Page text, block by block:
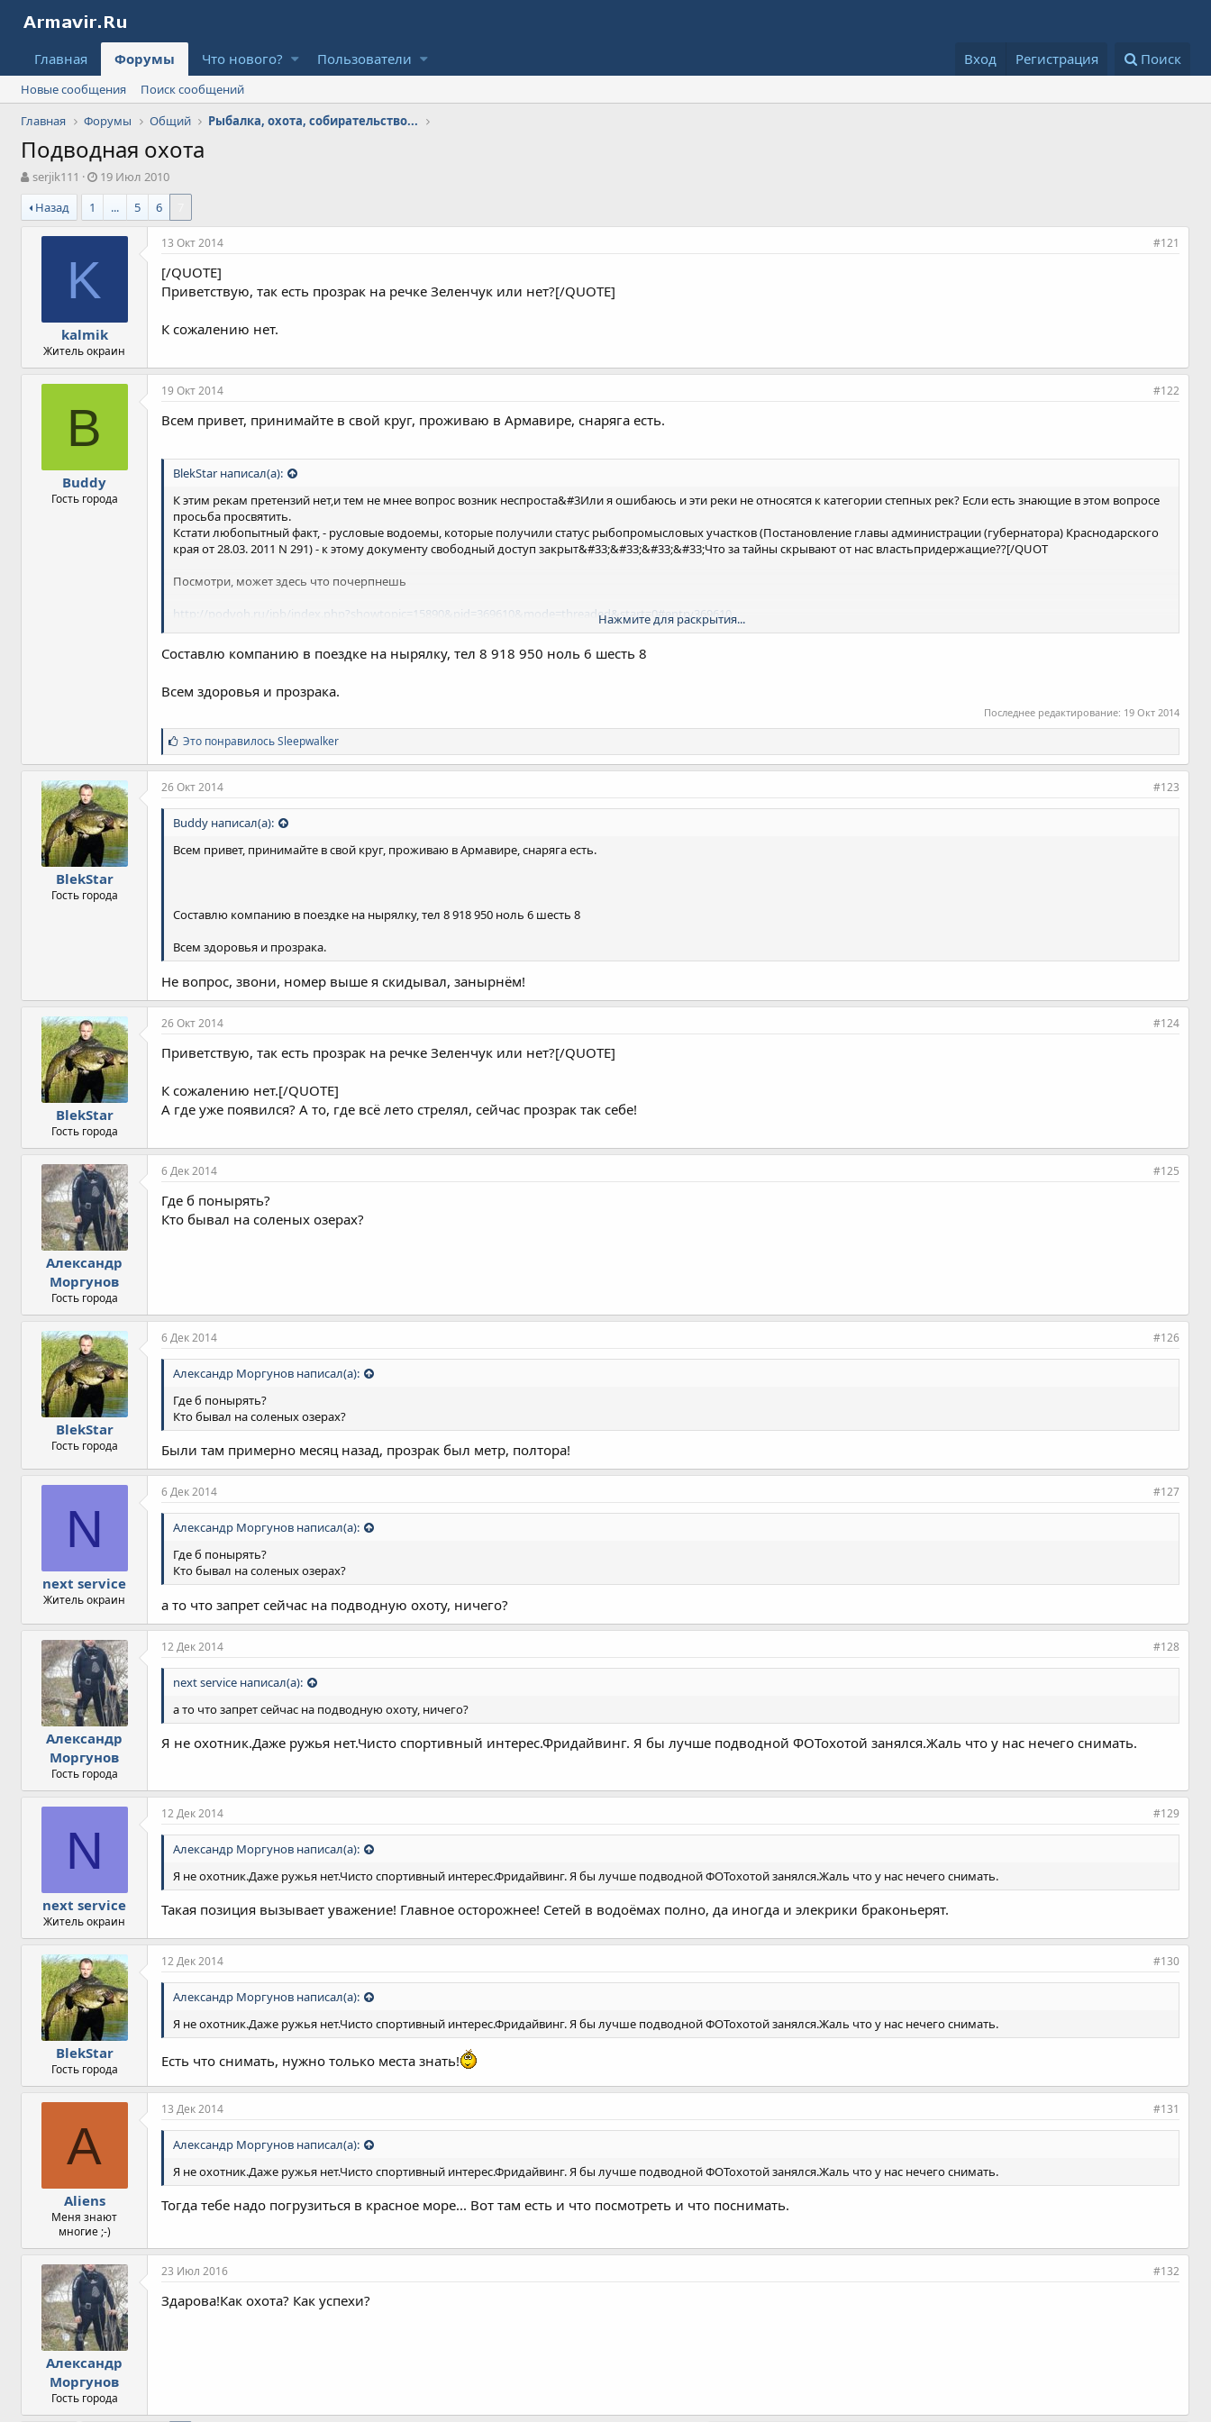
Главная Форумы Что нового? Пользователи Вход Регистрация Поиск
Новые сообщения
Поиск сообщений
Главная
Форумы Общий Рыбалка, охота, собирательство...
Подводная охота
А
в
т
о
serjik111
Д
а
а
н
а
19 Июл 2010
Назад
1 ... 5 6
K
kalmik
Житель окраин
13 Окт 2014 #121
[/QUOTE]
Приветствую, так есть прозрак на речке Зеленчук или нет?[/QUOTE]
К сожалению нет.
B
Buddy
Гость города
19 Окт 2014 #122
Всем привет, принимайте в свой круг, проживаю в Армавире, снаряга есть.
BlekStar написал(а):
К этим рекам претензий нет,и тем не мнее вопрос возник неспроста&#3Или я ошибаюсь и эти реки не относятся к категории степных рек? Если есть знающие в этом вопросе
просьба просвятить.
Кстати любопытный факт, - русловые водоемы, которые получили статус рыбопромысловых участков (Постановление главы администрации (губернатора) Краснодарского
края от 28.03. 2011 N 291) - к этому документу свободный доступ закрыт&#33;&#33;&#33;&#33;Что за тайны скрывают от нас властьпридержащие??[/QUOT
Посмотри, может здесь что почерпнешь
http://podvoh.ru/ipb/index.php?showtopic=15890&pid=369610&mode=threaded&start=0#entry369610
.
Нажмите для раскрытия...
Составлю компанию в поездке на нырялку, тел 8 918 950 ноль 6 шесть 8
Всем здоровья и прозрака.
Последнее редактирование: 19 Окт 2014
С
и
м
п
т
и
:
Это понравилосьSleepwalker
BlekStar
Гость города
26 Окт 2014 #123
Buddy написал(а):
Всем привет, принимайте в свой круг, проживаю в Армавире, снаряга есть.
Составлю компанию в поездке на нырялку, тел 8 918 950 ноль 6 шесть 8
Всем здоровья и прозрака.
Не вопрос, звони, номер выше я скидывал, занырнём!
BlekStar
Гость города
26 Окт 2014 #124
Приветствую, так есть прозрак на речке Зеленчук или нет?[/QUOTE]
К сожалению нет.[/QUOTE]
А где уже появился? А то, где всё лето стрелял, сейчас прозрак так себе!
Александр
Моргунов
Гость города
6 Дек 2014 #125
Где б понырять?
Кто бывал на соленых озерах?
BlekStar
Гость города
6 Дек 2014 #126
Александр Моргунов написал(а):
Где б понырять?
Кто бывал на соленых озерах?
Были там примерно месяц назад, прозрак был метр, полтора!
N
next service
Житель окраин
6 Дек 2014 #127
Александр Моргунов написал(а):
Где б понырять?
Кто бывал на соленых озерах?
а то что запрет сейчас на подводную охоту, ничего?
Александр
Моргунов
Гость города
12 Дек 2014 #128
next service написал(а):
а то что запрет сейчас на подводную охоту, ничего?
Я не охотник.Даже ружья нет.Чисто спортивный интерес.Фридайвинг. Я бы лучше подводной ФОТохотой занялся.Жаль что у нас нечего снимать.
N
next service
Житель окраин
12 Дек 2014 #129
Александр Моргунов написал(а):
Я не охотник.Даже ружья нет.Чисто спортивный интерес.Фридайвинг. Я бы лучше подводной ФОТохотой занялся.Жаль что у нас нечего снимать.
Такая позиция вызывает уважение! Главное осторожнее! Сетей в водоёмах полно, да иногда и элекрики браконьерят.
BlekStar
Гость города
12 Дек 2014 #130
Александр Моргунов написал(а):
Я не охотник.Даже ружья нет.Чисто спортивный интерес.Фридайвинг. Я бы лучше подводной ФОТохотой занялся.Жаль что у нас нечего снимать.
Есть что снимать, нужно только места знать!
A
Aliens
Меня знают
многие ;-)
13 Дек 2014 #131
Александр Моргунов написал(а):
Я не охотник.Даже ружья нет.Чисто спортивный интерес.Фридайвинг. Я бы лучше подводной ФОТохотой занялся.Жаль что у нас нечего снимать.
Тогда тебе надо погрузиться в красное море... Вот там есть и что посмотреть и что поснимать.
Александр
Моргунов
Гость города
23 Июл 2016 #132
Здарова!Как охота? Как успехи?